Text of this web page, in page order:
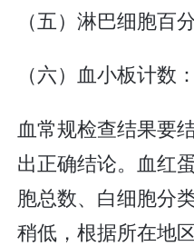
（五）淋巴细胞百
（六）血小板计数
血常规检查结果要
出正确结论。血红
胞总数、白细胞分
稍低，根据所在地